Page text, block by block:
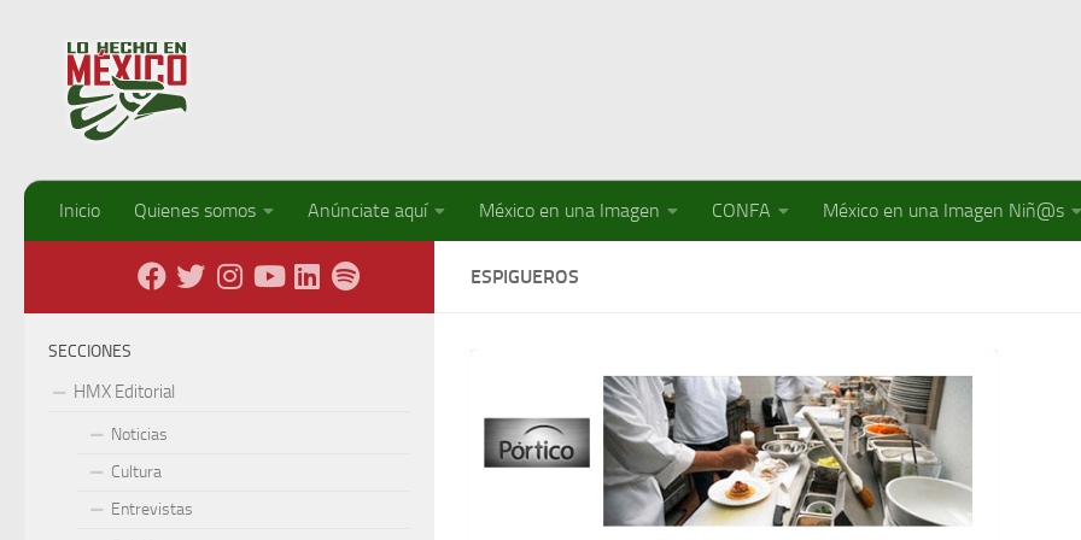
Inicio Quienes somos Anúnciate aquí México en una Imagen CONFA México en una Imagen Niñ@s
ESPIGUEROS
SECCIONES
HMX Editorial
Noticias
Cultura
Entrevistas